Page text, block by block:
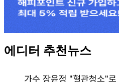
에디터 추천뉴스